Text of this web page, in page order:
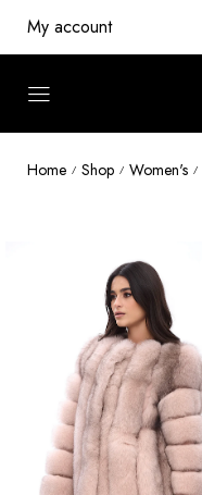
My account
Home / Shop / Women's /